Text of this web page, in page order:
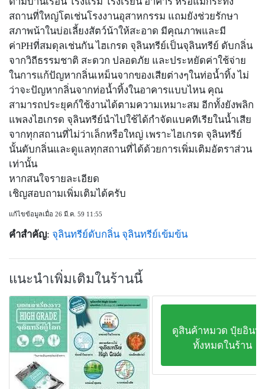
สถานที่ใหญ่โตเช่นโรงงานอุสาหกรรม แถมยังช่วยรักษา
สภาพน้าในบ่อเลี้ยงสัตว์น้าให้สะอาด มีคุณภาพและมี
ค่าPHที่สมดุลเช่นกัน ไฮเกรด จุลินทรีย์เป็นจุลินทรีย์ ดับกลิ่น
จากวิถีธรรมชาติ สะดวก ปลอดภัย และประหยัดค่าใช้จ่าย
ในการแก้ปัญหากลิ่นเหม็นจากของเสียต่างๆในท่อน้ำทิ้ง ไม่
ว่าจะปัญหากลิ่นจากท่อน้ำทิ้งในอาคารแบบไหน คุณ
สามารถประยุคก์ใช้งานได้ตามความเหมาะสม อีกทั้งยังพลิก
แพลงไฮเกรด จุลินทรีย์นำไปใช้ได้กำจัดแบคทีเรียในน้ำเสีย
จากทุกสถานที่ไม่ว่าเล็กหรือใหญ่ เพราะไฮเกรด จุลินทรีย์
นั้นดับกลิ่นและดูแลทุกสถานที่ได้ด้วยการเพิ่มเติมอัตราส่วน
เท่านั้น
หากสนใจรายละเอียด
เชิญสอบถามเพิ่มเติมได้ครับ
แก้ไขข้อมูลเมื่อ 26 มี.ค. 59 11:55
คำสำคัญ: จุลินทรีย์ดับกลิ่น จุลินทรีย์เข้มข้น
แนะนำเพิ่มเติมในร้านนี้
ดูสินค้าหมวด ปุ๋ยอินท
ทั้งหมดในร้าน